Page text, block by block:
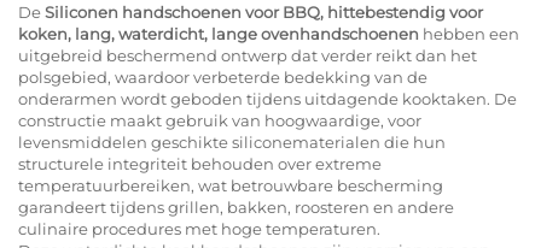
DeSiliconen handschoenen voor BBQ, hittebestendig voor
koken, lang, waterdicht, lange ovenhandschoenen hebben een
uitgebreid beschermend ontwerp dat verder reikt dan het
polsgebied, waardoor verbeterde bedekking van de
onderarmen wordt geboden tijdens uitdagende kooktaken. De
constructie maakt gebruik van hoogwaardige, voor
levensmiddelen geschikte siliconematerialen die hun
structurele integriteit behouden over extreme
temperatuurbereiken, wat betrouwbare bescherming
garandeert tijdens grillen, bakken, roosteren en andere
culinaire procedures met hoge temperaturen.